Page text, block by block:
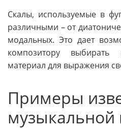
Скалы, используемые в
различными – от
модальных. Это дает
композитору выбирать
материал для выражения
Примеры
музыкальной